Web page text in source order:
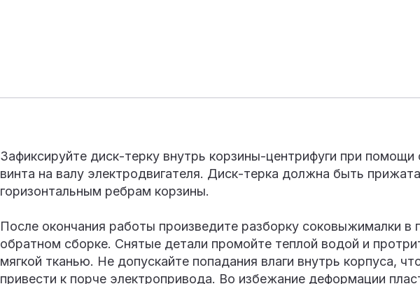
Зафиксируйте диск-терку внутрь корзины-центрифуги при помощи
винта на валу электродвигателя. Диск-терка должна быть
горизонтальным ребрам корзины.
После окончания работы произведите разборку соковыжималки в
обратном сборке. Снятые детали промойте теплой водой и
мягкой тканью. Не допускайте попадания влаги внутрь корпуса,
привести к порче электропривода. Во избежание деформации